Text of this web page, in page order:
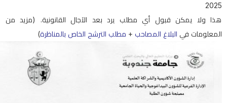
2025
هذا ولا يمكن قبول أي مطلب يرد بعد الآجال القانونية. (مزيد من
المعلومات في البلاغ المصاحب + مطلب الترشح الخاص بالمناظرة)